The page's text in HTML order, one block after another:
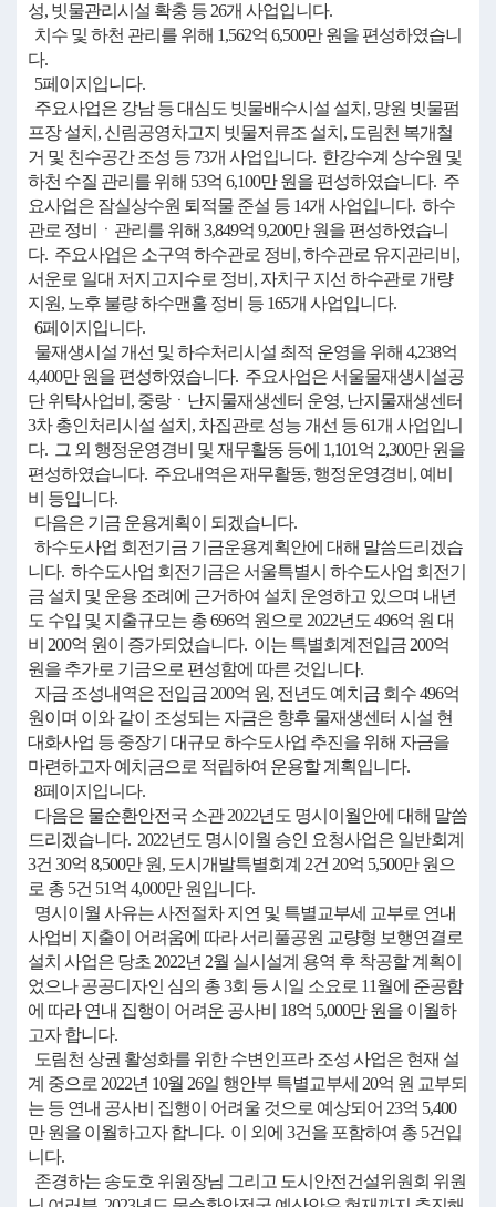
성, 빗물관리시설 확충 등 26개 사업입니다.
치수 및 하천 관리를 위해 1,562억 6,500만 원을 편성하였습니
다.
5페이지입니다.
주요사업은 강남 등 대심도 빗물배수시설 설치, 망원 빗물펌
프장 설치, 신림공영차고지 빗물저류조 설치, 도림천 복개철
거 및 친수공간 조성 등 73개 사업입니다. 한강수계 상수원 및
하천 수질 관리를 위해 53억 6,100만 원을 편성하였습니다. 주
요사업은 잠실상수원 퇴적물 준설 등 14개 사업입니다. 하수
관로 정비ㆍ관리를 위해 3,849억 9,200만 원을 편성하였습니
다. 주요사업은 소구역 하수관로 정비, 하수관로 유지관리비,
서운로 일대 저지고지수로 정비, 자치구 지선 하수관로 개량
지원, 노후 불량 하수맨홀 정비 등 165개 사업입니다.
6페이지입니다.
물재생시설 개선 및 하수처리시설 최적 운영을 위해 4,238억
4,400만 원을 편성하였습니다. 주요사업은 서울물재생시설공
단 위탁사업비, 중랑ㆍ난지물재생센터 운영, 난지물재생센터
3차 총인처리시설 설치, 차집관로 성능 개선 등 61개 사업입니
다. 그 외 행정운영경비 및 재무활동 등에 1,101억 2,300만 원을
편성하였습니다. 주요내역은 재무활동, 행정운영경비, 예비
비 등입니다.
다음은 기금 운용계획이 되겠습니다.
하수도사업 회전기금 기금운용계획안에 대해 말씀드리겠습
니다. 하수도사업 회전기금은 서울특별시 하수도사업 회전기
금 설치 및 운용 조례에 근거하여 설치 운영하고 있으며 내년
도 수입 및 지출규모는 총 696억 원으로 2022년도 496억 원 대
비 200억 원이 증가되었습니다. 이는 특별회계전입금 200억
원을 추가로 기금으로 편성함에 따른 것입니다.
자금 조성내역은 전입금 200억 원, 전년도 예치금 회수 496억
원이며 이와 같이 조성되는 자금은 향후 물재생센터 시설 현
대화사업 등 중장기 대규모 하수도사업 추진을 위해 자금을
마련하고자 예치금으로 적립하여 운용할 계획입니다.
8페이지입니다.
다음은 물순환안전국 소관 2022년도 명시이월안에 대해 말씀
드리겠습니다. 2022년도 명시이월 승인 요청사업은 일반회계
3건 30억 8,500만 원, 도시개발특별회계 2건 20억 5,500만 원으
로 총 5건 51억 4,000만 원입니다.
명시이월 사유는 사전절차 지연 및 특별교부세 교부로 연내
사업비 지출이 어려움에 따라 서리풀공원 교량형 보행연결로
설치 사업은 당초 2022년 2월 실시설계 용역 후 착공할 계획이
었으나 공공디자인 심의 총 3회 등 시일 소요로 11월에 준공함
에 따라 연내 집행이 어려운 공사비 18억 5,000만 원을 이월하
고자 합니다.
도림천 상권 활성화를 위한 수변인프라 조성 사업은 현재 설
계 중으로 2022년 10월 26일 행안부 특별교부세 20억 원 교부되
는 등 연내 공사비 집행이 어려울 것으로 예상되어 23억 5,400
만 원을 이월하고자 합니다. 이 외에 3건을 포함하여 총 5건입
니다.
존경하는 송도호 위원장님 그리고 도시안전건설위원회 위원